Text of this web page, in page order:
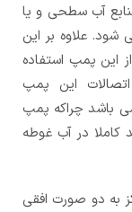
آب سطحی و یا
شود. علاوه بر این
این پمپ استفاده
این پمپ
باشد چراکه پمپ
در آب غوطه
به دو صورت افقی